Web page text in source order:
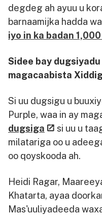
degdeg ah ayuu u
barnaamijka hadda
iyo in ka badan
Sidee bay
magacaabista
Si uu dugsigu u
Purple, waa in ay
dugsiga
si uu u
milatariga oo u
oo qoyskooda ah.
Heidi Ragar,
Khatarta, ayaa
Mas'uuliyadeeda